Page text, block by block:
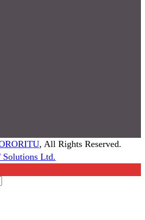
, All Rights Reserved.
Solutions Ltd.